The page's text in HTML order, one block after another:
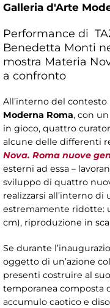
Galleria d'Arte
Performance di
Benedetta Monti
mostra Materia
a confronto
All’interno del
Moderna Roma, con
in gioco, quattro
alcune delle differenti
Nova. Roma nuove
esterni ad essa –
sviluppo di quattro
realizzarsi all’interno di
estremamente ridotte:
cm), riproduzione in
Se durante
oggetto di un’azione
presenti costruire al
temporanea composta
accumulo caotico e